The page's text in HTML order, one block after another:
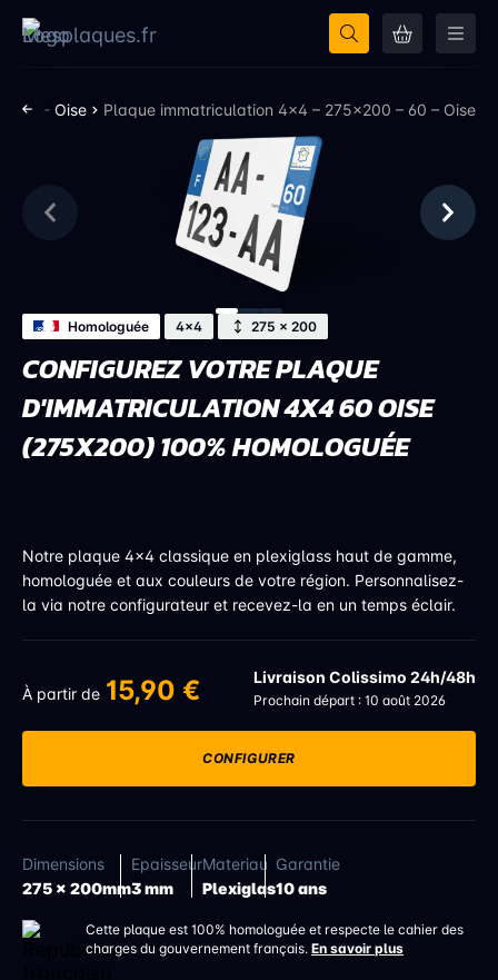
60 - Oise Plaque immatriculation 4×4 – 275×200 – 60 – Oise
Homologuée 4x4 275 × 200
CONFIGUREZ VOTRE PLAQUE
D'IMMATRICULATION 4X4 60 OISE
(275X200) 100% HOMOLOGUÉE
Notre plaque 4x4 classique en plexiglass haut de gamme,
homologuée et aux couleurs de votre région. Personnalisez-
la via notre configurateur et recevez-la en un temps éclair.
À partir de 15,90 € Livraison Colissimo 24h/48h
Prochain départ : 10 août 2026
CONFIGURER
Dimensions
275 x 200mm
Epaisseur
3 mm
Materiau
Plexiglas
Garantie
10 ans
Cette plaque est 100% homologuée et respecte le cahier des
charges du gouvernement français. En savoir plus